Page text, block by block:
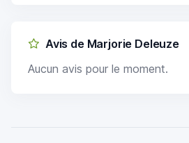
Avis de Marjorie Deleuze
Aucun avis pour le moment.